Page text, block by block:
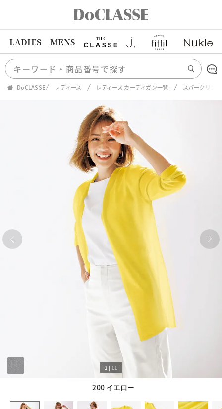
LADIES MENS
DoCLASSE レディース レディース カーディガン一覧 スパークリン
200 イエロー
1 | 11